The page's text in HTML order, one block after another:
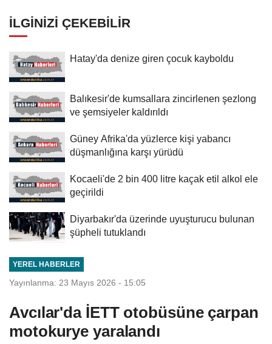
İLGINIZI ÇEKEBILIR
Hatay'da denize giren çocuk kayboldu
Balıkesir'de kumsallara zincirlenen şezlong
ve şemsiyeler kaldırıldı
Güney Afrika'da yüzlerce kişi yabancı
düşmanlığına karşı yürüdü
Kocaeli'de 2 bin 400 litre kaçak etil alkol ele
geçirildi
Diyarbakır'da üzerinde uyuşturucu bulunan
şüpheli tutuklandı
YEREL HABERLER
Yayınlanma: 23 Mayıs 2026 - 15:05
Avcılar'da İETT otobüsüne çarpan
motokurye yaralandı